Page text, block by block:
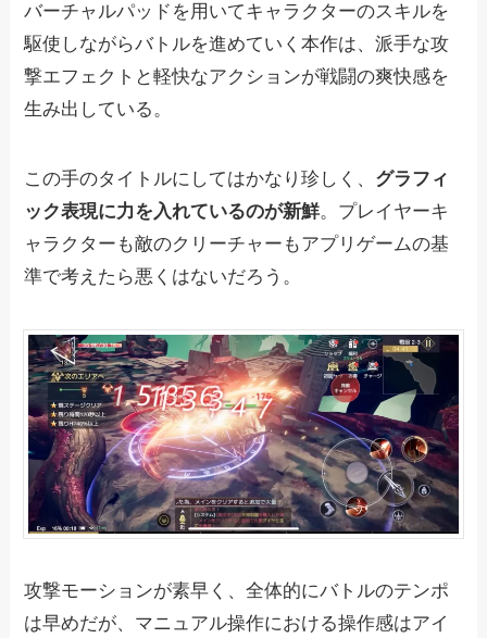
バーチャルパッドを用いてキャラクターのスキルを
駆使しながらバトルを進めていく本作は、派手な攻
撃エフェクトと軽快なアクションが戦闘の爽快感を
生み出している。
この手のタイトルにしてはかなり珍しく、 グラフィ
ック表現に力を入れているのが新鮮。プレイヤーキ
ャラクターも敵のクリーチャーもアプリゲームの基
準で考えたら悪くはないだろう。
攻撃モーションが素早く、全体的にバトルのテンポ
は早めだが、マニュアル操作における操作感はアイ